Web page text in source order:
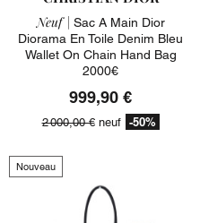
Neuf | Sac A Main Dior
Diorama En Toile Denim Bleu
Wallet On Chain Hand Bag
2000€
999,90 €
2 000,00 €neuf -50%
Nouveau